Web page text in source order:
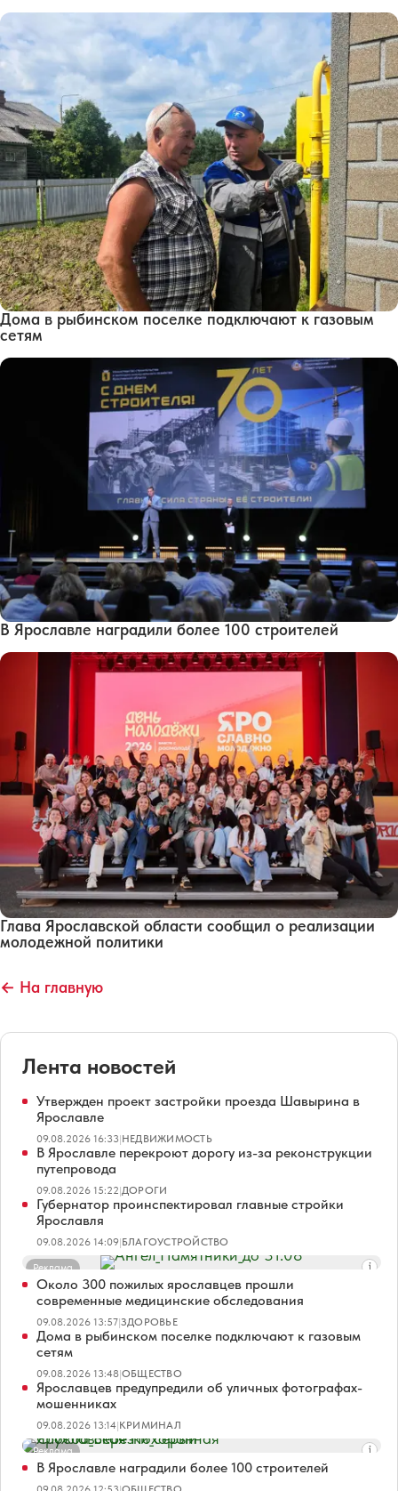
Дома в рыбинском поселке подключают к газовым
сетям
В Ярославле наградили более 100 строителей
Глава Ярославской области сообщил о реализации
молодежной политики
← На главную
Лента новостей
Утвержден проект застройки проезда Шавырина в
Ярославле
09.08.2026 16:33|НЕДВИЖИМОСТЬ
В Ярославле перекроют дорогу из-за реконструкции
путепровода
09.08.2026 15:22|ДОРОГИ
Губернатор проинспектировал главные стройки
Ярославля
09.08.2026 14:09|БЛАГОУСТРОЙСТВО
Реклама
Около 300 пожилых ярославцев прошли
современные медицинские обследования
09.08.2026 13:57|ЗДОРОВЬЕ
Дома в рыбинском поселке подключают к газовым
сетям
09.08.2026 13:48|ОБЩЕСТВО
Ярославцев предупредили об уличных фотографах-
мошенниках
09.08.2026 13:14|КРИМИНАЛ
Реклама
В Ярославле наградили более 100 строителей